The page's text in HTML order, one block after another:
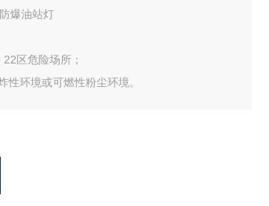
爆油站灯
区危险场所；
性环境或可燃性粉尘环境。